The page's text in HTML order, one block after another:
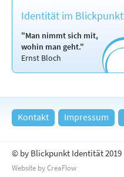
Identität im Blickpunkt
"Man nimmt sich mit,
wohin man geht."
Ernst Bloch
Kontakt Impressum
© by Blickpunkt Identität 2019
Website by CreaFlow